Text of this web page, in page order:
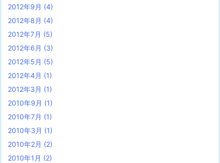
2012年9月 (4)
2012年8月 (4)
2012年7月 (5)
2012年6月 (3)
2012年5月 (5)
2012年4月 (1)
2012年3月 (1)
2010年9月 (1)
2010年7月 (1)
2010年3月 (1)
2010年2月 (2)
2010年1月 (2)